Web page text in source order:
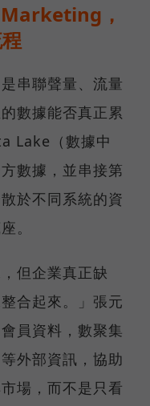
，
串聯聲量、流量
數據能否真正累
Lake（數據中
數據，並串接第
於不同系統的資
。
但企業真正缺
合起來。」張元
員資料，數聚集
外部資訊，協助
場，而不是只看